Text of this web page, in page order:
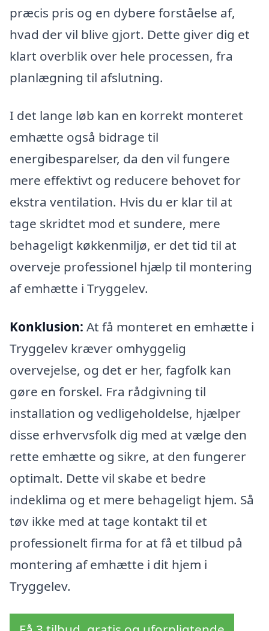
præcis pris og en dybere forståelse af,
hvad der vil blive gjort. Dette giver dig et
klart overblik over hele processen, fra
planlægning til afslutning.
I det lange løb kan en korrekt monteret
emhætte også bidrage til
energibesparelser, da den vil fungere
mere effektivt og reducere behovet for
ekstra ventilation. Hvis du er klar til at
tage skridtet mod et sundere, mere
behageligt køkkenmiljø, er det tid til at
overveje professionel hjælp til montering
af emhætte i Tryggelev.
Konklusion: At få monteret en emhætte i
Tryggelev kræver omhyggelig
overvejelse, og det er her, fagfolk kan
gøre en forskel. Fra rådgivning til
installation og vedligeholdelse, hjælper
disse erhvervsfolk dig med at vælge den
rette emhætte og sikre, at den fungerer
optimalt. Dette vil skabe et bedre
indeklima og et mere behageligt hjem. Så
tøv ikke med at tage kontakt til et
professionelt firma for at få et tilbud på
montering af emhætte i dit hjem i
Tryggelev.